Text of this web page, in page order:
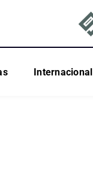
Internacional